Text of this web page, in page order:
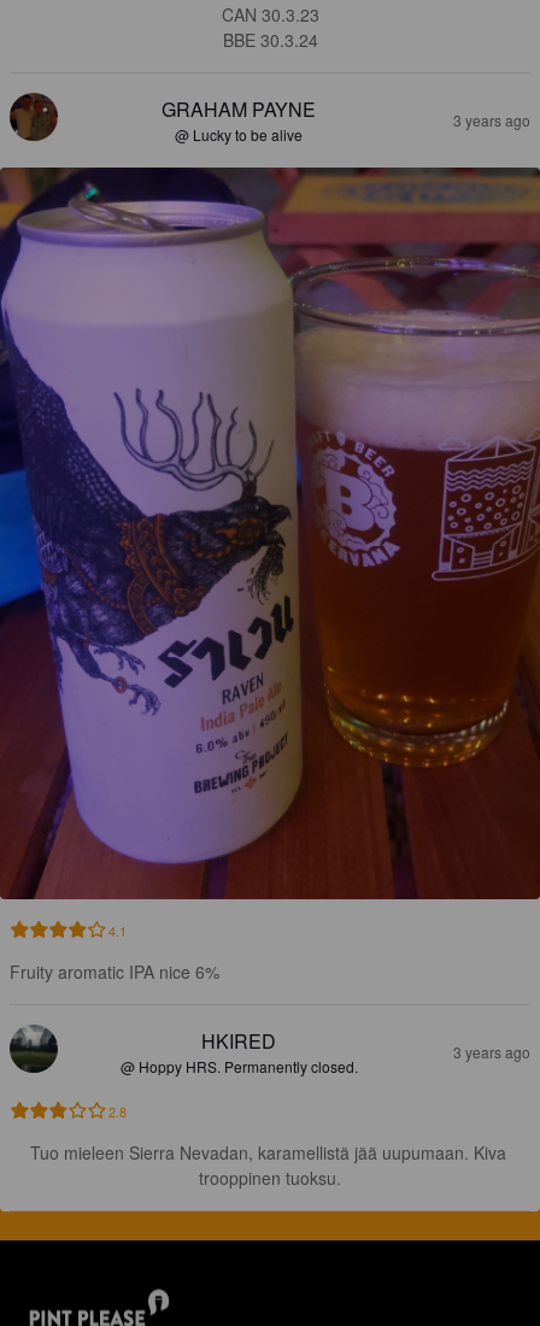
CAN 30.3.23
BBE 30.3.24
GRAHAM PAYNE
@ Lucky to be alive
3 years ago
4.1
Fruity aromatic IPA nice 6%
HKIRED
@ Hoppy HRS. Permanently closed.
3 years ago
2.8
Tuo mieleen Sierra Nevadan, karamellistä jää uupumaan. Kiva
trooppinen tuoksu.